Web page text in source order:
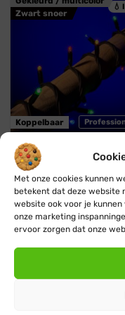
Met onze cookies kunnen
betekent dat deze website
website ook voor je
onze marketing
ervoor zorgen dat onze
💧
Zwart snoer
Koppelbaar
Blynx Connect
Gekleurde
· Koppelbaar · 10m ·
LED · IP67
€36,45
prijs
was:
€32,95
prijs
is:
Zwart snoer